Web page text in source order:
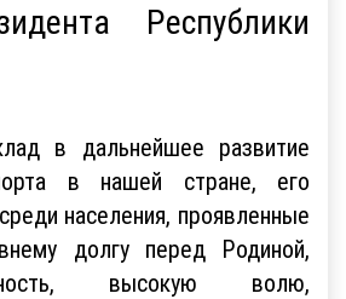
Республики
в дальнейшее развитие
в нашей стране, его
населения, проявленные
долгу перед Родиной,
высокую волю,